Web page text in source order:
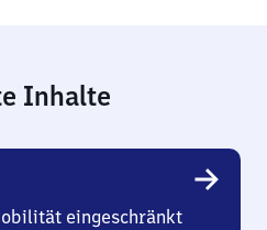
Inhalte
eingeschränkt